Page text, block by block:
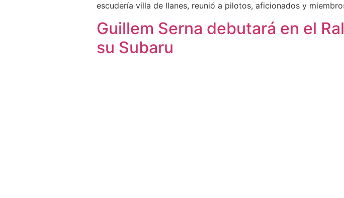
escudería villa de llanes, reunió a pilotos, aficionados y
Guillem Serna debutará en el
su Subaru